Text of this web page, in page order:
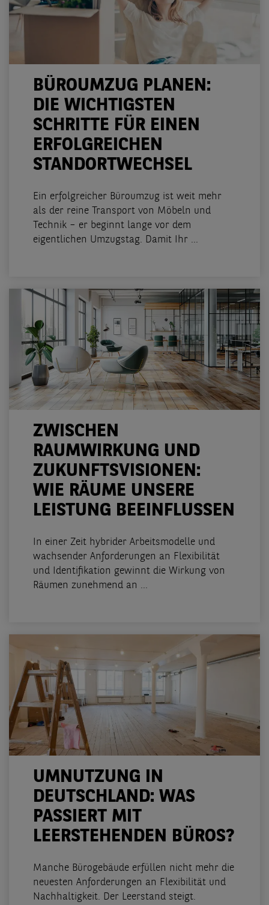
BÜROUMZUG PLANEN:
DIE WICHTIGSTEN
SCHRITTE FÜR EINEN
ERFOLGREICHEN
STANDORTWECHSEL
Ein erfolgreicher Büroumzug ist weit mehr
als der reine Transport von Möbeln und
Technik – er beginnt lange vor dem
eigentlichen Umzugstag. Damit Ihr ...
ZWISCHEN
RAUMWIRKUNG UND
ZUKUNFTSVISIONEN:
WIE RÄUME UNSERE
LEISTUNG BEEINFLUSSEN
In einer Zeit hybrider Arbeitsmodelle und
wachsender Anforderungen an Flexibilität
und Identifikation gewinnt die Wirkung von
Räumen zunehmend an ...
UMNUTZUNG IN
DEUTSCHLAND: WAS
PASSIERT MIT
LEERSTEHENDEN BÜROS?
Manche Bürogebäude erfüllen nicht mehr die
neuesten Anforderungen an Flexibilität und
Nachhaltigkeit. Der Leerstand steigt.